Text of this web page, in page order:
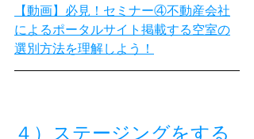
【動画】必見！セミナー④不動産会社
によるポータルサイト掲載する空室の
選別方法を理解しよう！
４）ステージングをする